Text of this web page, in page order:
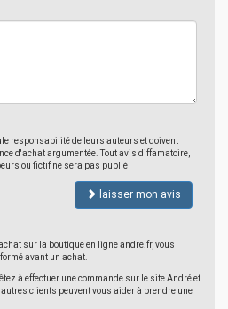
responsabilité de leurs auteurs et doivent
d'achat argumentée. Tout avis diffamatoire,
ou fictif ne sera pas publié
laisser mon avis
sur la boutique en ligne andre.fr, vous
avant un achat.
à effectuer une commande sur le site André et
clients peuvent vous aider à prendre une